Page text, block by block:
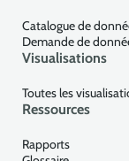
Catalogue de
Demande de
Visualisations
Toutes les
Ressources
Rapports